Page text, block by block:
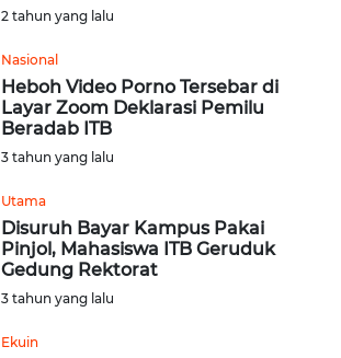
2 tahun yang lalu
Nasional
Heboh Video Porno Tersebar di
Layar Zoom Deklarasi Pemilu
Beradab ITB
3 tahun yang lalu
Utama
Disuruh Bayar Kampus Pakai
Pinjol, Mahasiswa ITB Geruduk
Gedung Rektorat
3 tahun yang lalu
Ekuin